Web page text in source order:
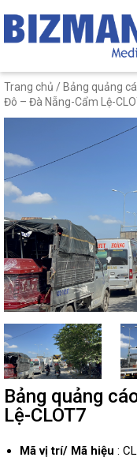
Trang chủ / Bảng quảng
Đô – Đà Nẵng-Cẩm Lệ-
Bảng quảng
Lệ-CLOT7
Mã vị trí/ Mã hiệu :